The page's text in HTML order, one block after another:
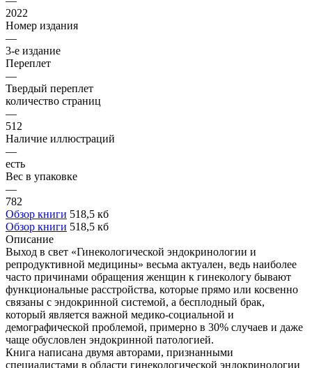
2022
Номер издания
—
3-е издание
Переплет
—
Твердый переплет
количество страниц
—
512
Наличие иллюстраций
—
есть
Вес в упаковке
—
782
Обзор книги 518,5 кб
Обзор книги 518,5 кб
Описание
Выход в свет «Гинекологической эндокринологии и
репродуктивной медицины» весьма актуален, ведь наиболее
часто причинами обращения женщин к гинекологу бывают
функциональные расстройства, которые прямо или косвенно
связаны с эндокринной системой, а бесплодный брак,
который является важной медико-социальной и
демографической проблемой, примерно в 30% случаев и даже
чаще обусловлен эндокринной патологией.
Книга написана двумя авторами, признанными
специалистами в области гинекологической эндокринологии